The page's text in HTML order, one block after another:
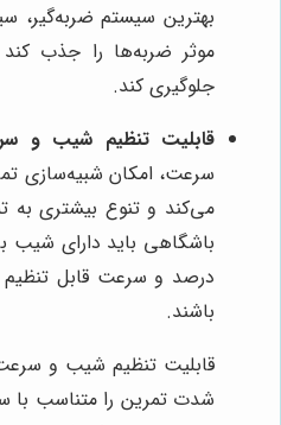
بهترین سیستم ضربه‌گیر،
موثر ضربه‌ها را جذب
جلوگیری کند.
قابلیت تنظیم شیب و
سرعت، امکان شبیه‌سازی
می‌کند و تنوع بیشتری به
باشند.
قابلیت تنظیم شیب و
شدت تمرین را متناسب با